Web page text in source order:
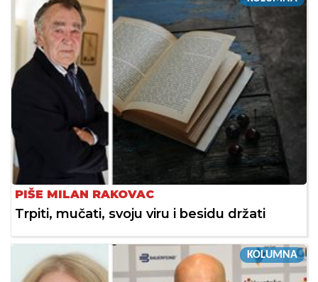
PIŠE MILAN RAKOVAC
Trpiti, mučati, svoju viru i besidu držati
KOLUMNA